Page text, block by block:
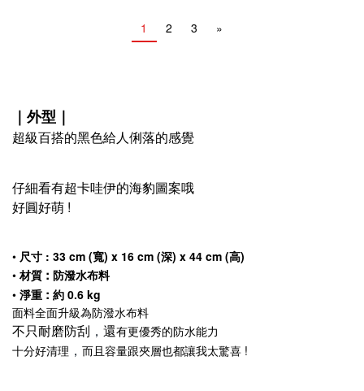
1 2 3 »
｜外型​ ｜
超級百搭的黑色給人俐落的感覺​
仔細看有超卡哇伊的海豹圖案哦
好圓好萌 !
• 尺寸 : 33 cm (寬) x 16 cm (深) x 44 cm (高)​
• 材質 : 防潑水布料​
• 淨重 : 約 0.6 kg
面料全面升級為防潑水布料
不只耐磨防刮 ， 還有更優秀的防水能力​
十分好清理 ， 而且容量跟夾層也都讓我太驚喜 !